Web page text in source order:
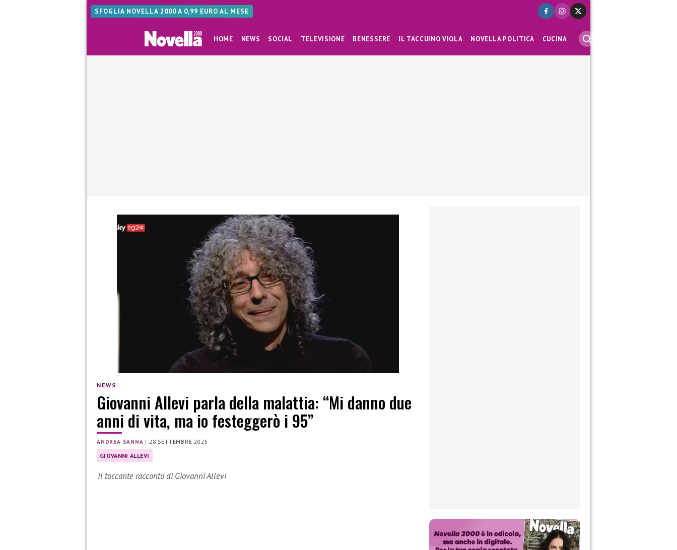
SFOGLIA NOVELLA 2000 A 0,99 EURO AL MESE
HOME NEWS SOCIAL TELEVISIONE BENESSERE IL TACCUINO VIOLA NOVELLA POLITICA CUCINA
NEWS
Giovanni Allevi parla della malattia: “Mi danno due
anni di vita, ma io festeggerò i 95”
ANDREA SANNA |28 SETTEMBRE 2025
GIOVANNI ALLEVI
Il toccante racconto di Giovanni Allevi